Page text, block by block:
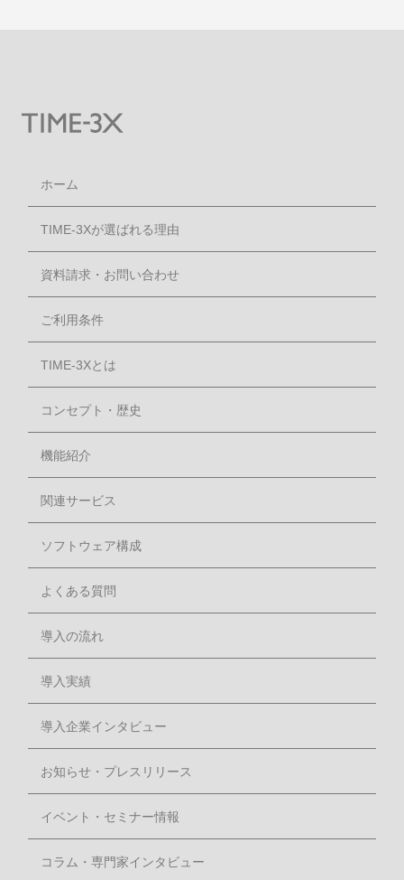
ホーム
TIME-3Xが選ばれる理由
資料請求・お問い合わせ
ご利用条件
TIME-3Xとは
コンセプト・歴史
機能紹介
関連サービス
ソフトウェア構成
よくある質問
導入の流れ
導入実績
導入企業インタビュー
お知らせ・プレスリリース
イベント・セミナー情報
コラム・専門家インタビュー